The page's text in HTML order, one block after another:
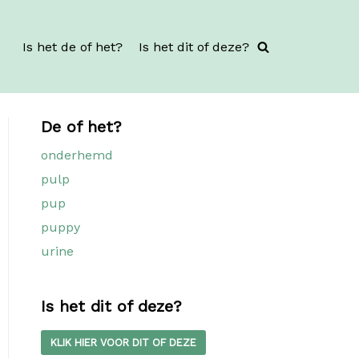
Is het de of het? Is het dit of deze?
De of het?
onderhemd
pulp
pup
puppy
urine
Is het dit of deze?
KLIK HIER VOOR DIT OF DEZE